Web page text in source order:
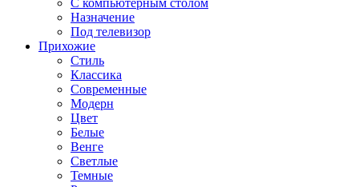
С компьютерным столом
Назначение
Под телевизор
Прихожие
Стиль
Классика
Современные
Модерн
Цвет
Белые
Венге
Светлые
Темные